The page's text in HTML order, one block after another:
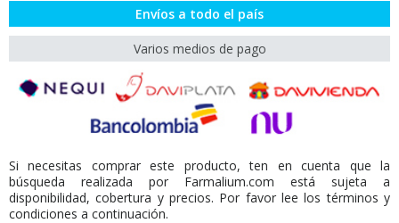
Envíos a todo el país
Varios medios de pago
Si necesitas comprar este producto, ten en cuenta que la
búsqueda realizada por Farmalium.com está sujeta a
disponibilidad, cobertura y precios. Por favor lee los términos y
condiciones a continuación.